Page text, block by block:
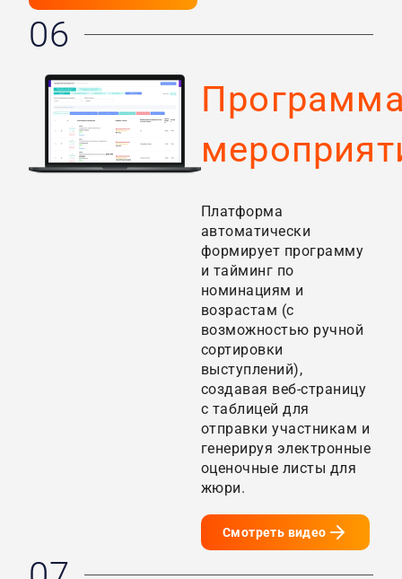
06
Платформа
автоматически
формирует программу
и тайминг по
номинациям и
возрастам (с
возможностью ручной
сортировки
выступлений),
создавая веб-страницу
с таблицей для
отправки участникам и
генерируя электронные
оценочные листы для
жюри.
Смотреть видео